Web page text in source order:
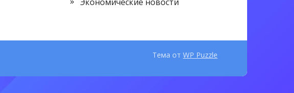
Тема от WP Puzzle